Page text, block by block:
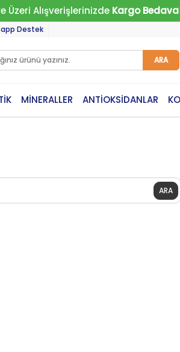
Üzeri Alışverişlerinizde Kargo
Destek
ARA
MİNERALLER ANTİOKSİDANLAR
ARA